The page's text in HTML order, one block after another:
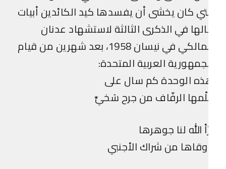
كان يخشى أن يفسدها كيد الكائدين أبيات
في الذكرى الثالثة لاستشهاد عدنان
المالكي في نيسان 1958، بعد شهرين من قيام
العربية المتحدة:
الوحدة كم سال على
الرفّاف من جرح سَخيِّ
الله لنا جوهرها
من شراك الأجنبي